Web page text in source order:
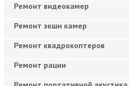
Ремонт видеокамер
Ремонт экшн камер
Ремонт квадрокоптеров
Ремонт рации